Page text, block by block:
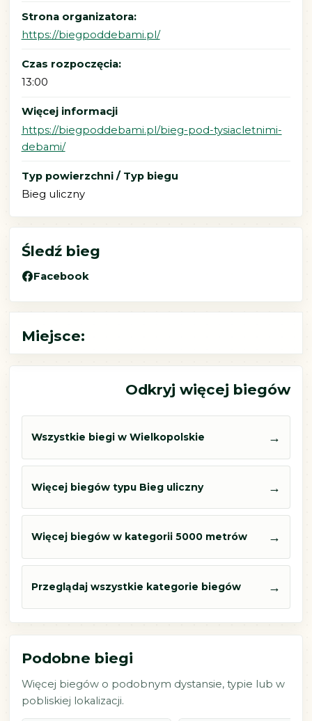
Strona organizatora:
https://biegpoddebami.pl/
Czas rozpoczęcia:
13:00
Więcej informacji
https://biegpoddebami.pl/bieg-pod-tysiacletnimi-
debami/
Typ powierzchni / Typ biegu
Bieg uliczny
Śledź bieg
Facebook
Miejsce:
Odkryj więcej biegów
Wszystkie biegi w Wielkopolskie →
Więcej biegów typu Bieg uliczny →
Więcej biegów w kategorii 5000 metrów →
Przeglądaj wszystkie kategorie biegów →
Podobne biegi
Więcej biegów o podobnym dystansie, typie lub w
pobliskiej lokalizacji.